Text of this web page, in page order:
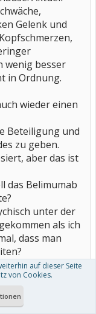
Gelenk und
wenig besser
in Ordnung.
wieder einen
Beteiligung und
zu geben.
aber das ist
das Belimumab
unter der
als ich
dass man
kann
lebe alleine
auf dieser Seite
von Cookies.